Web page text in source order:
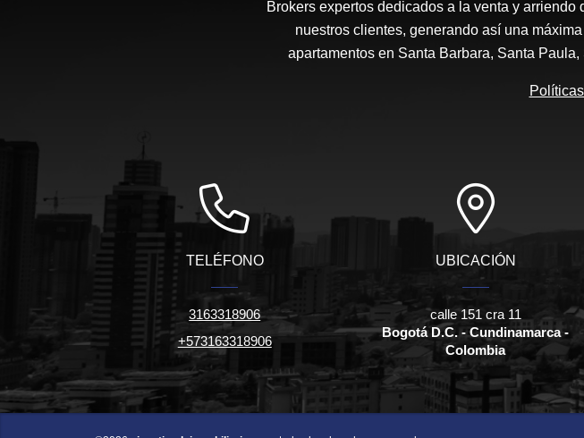
Brokers expertos dedicados a la venta y
nuestros clientes, generando así una
apartamentos en Santa Barbara, Santa
TELÉFONO
3163318906
+573163318906
UBICACIÓN
calle 151 cra 11
Bogotá D.C. - Cundinamarca -
Colombia